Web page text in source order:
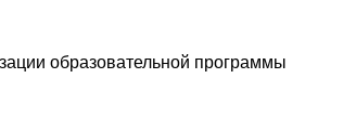
образовательной программы